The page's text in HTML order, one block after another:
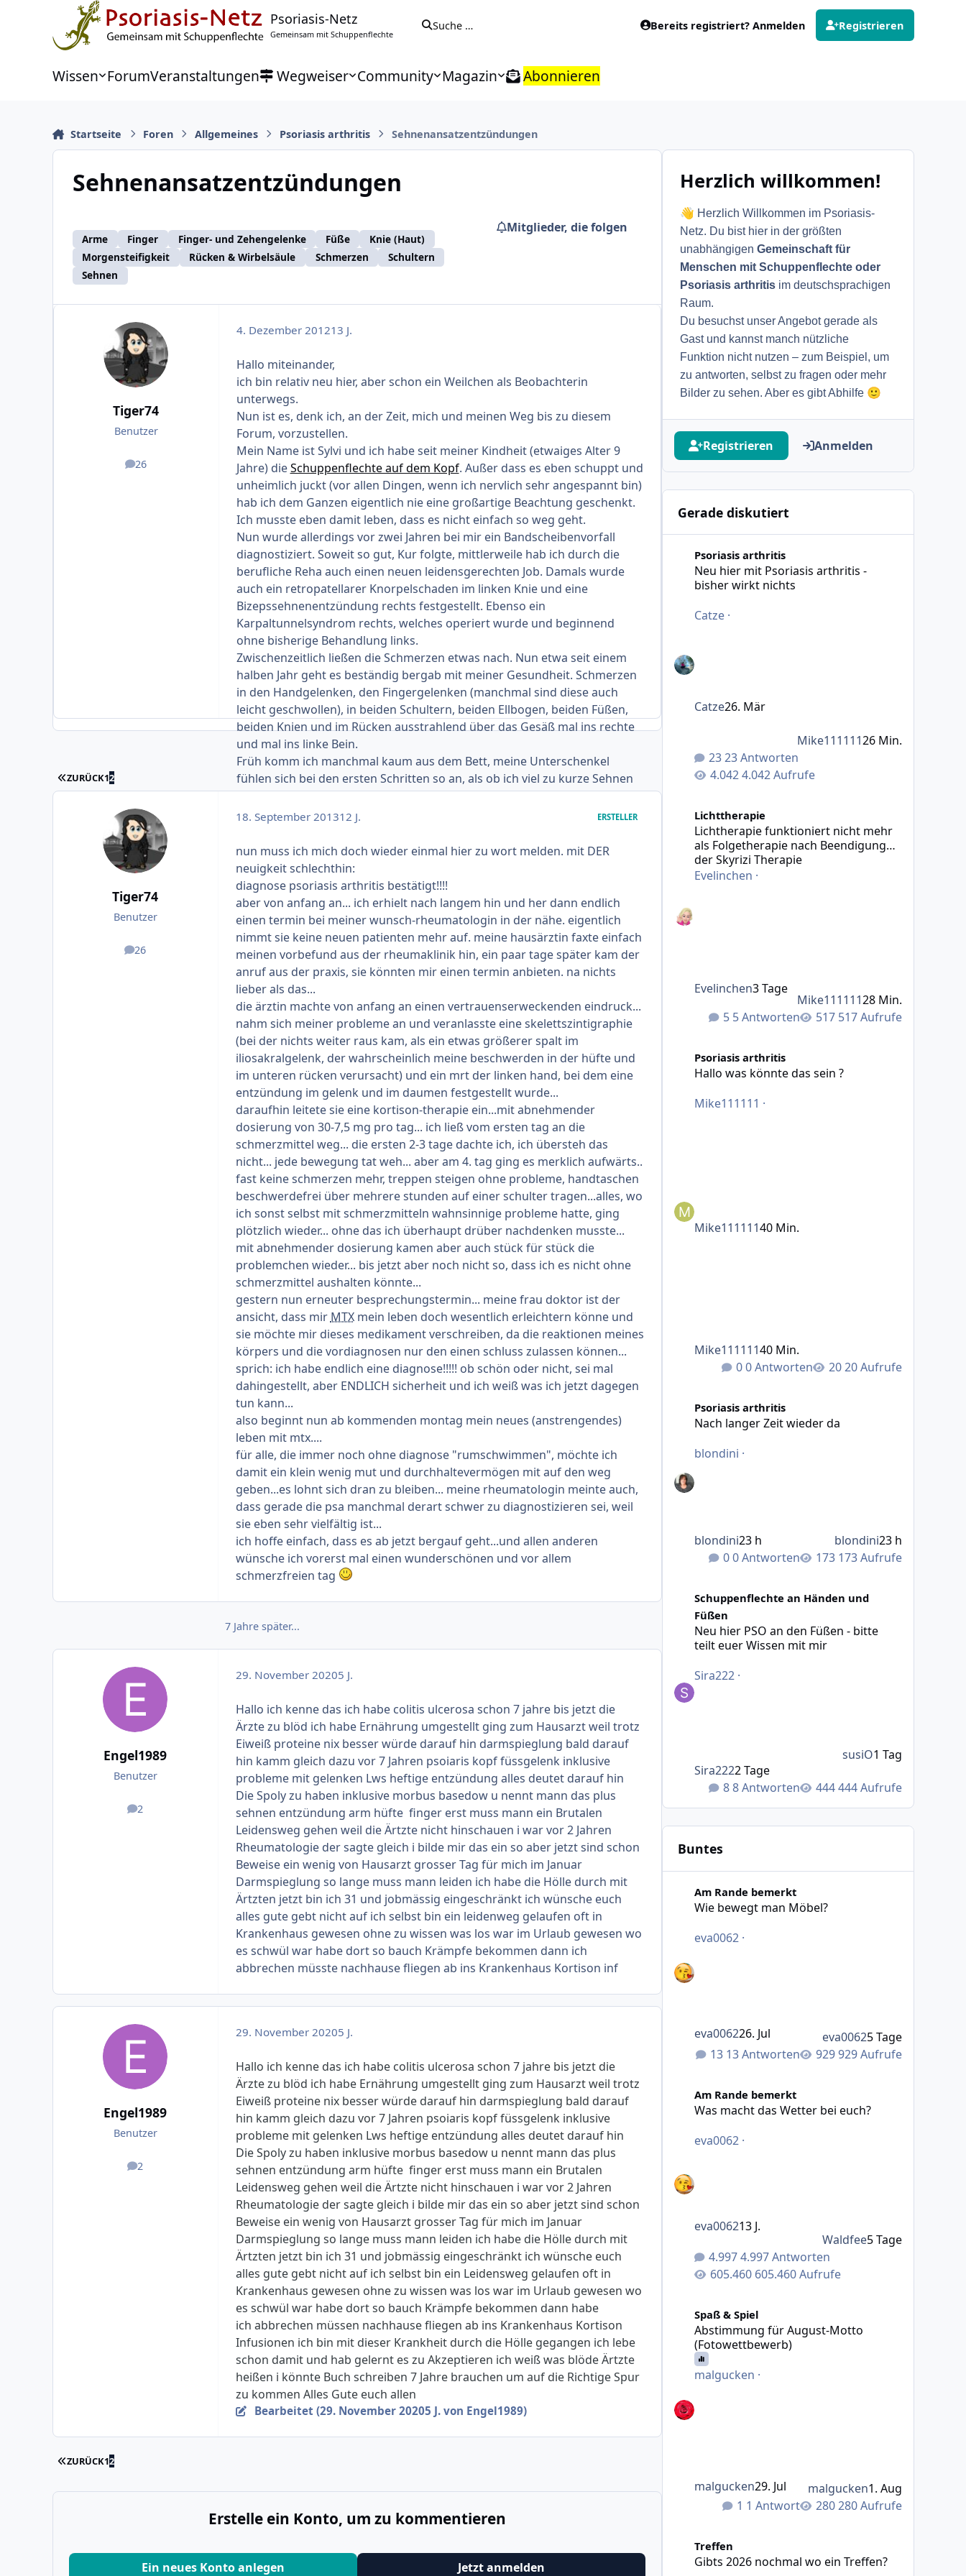
Zu Inhalt springen
Psoriasis-Netz
Gemeinsam mit Schuppenflechte
Suche … Bereits registriert? Anmelden Registrieren
Wissen ForumVeranstaltungen Wegweiser Community Magazin Abonnieren
Startseite Foren Allgemeines Psoriasis arthritis Sehnenansatzentzündungen
Sehnenansatzentzündungen
Arme Finger Finger- und Zehengelenke Füße
Knie (Haut)
Morgensteifigkeit
Rücken & Wirbelsäule Schmerzen
Schultern
Sehnen
Mitglieder, die folgen
Tiger74
Benutzer
26
Beiträge
4. Dezember 201213 J.
Hallo miteinander,
ich bin relativ neu hier, aber schon ein Weilchen als Beobachterin
unterwegs.
Nun ist es, denk ich, an der Zeit, mich und meinen Weg bis zu diesem
Forum, vorzustellen.
Mein Name ist Sylvi und ich habe seit meiner Kindheit (etwaiges Alter 9
Jahre) dieSchuppenflechte auf dem Kopf. Außer dass es eben schuppt und
unheimlich juckt (vor allen Dingen, wenn ich nervlich sehr angespannt bin)
hab ich dem Ganzen eigentlich nie eine großartige Beachtung geschenkt.
Ich musste eben damit leben, dass es nicht einfach so weg geht.
Nun wurde allerdings vor zwei Jahren bei mir ein Bandscheibenvorfall
diagnostiziert. Soweit so gut, Kur folgte, mittlerweile hab ich durch die
berufliche Reha auch einen neuen leidensgerechten Job. Damals wurde
auch ein retropatellarer Knorpelschaden im linken Knie und eine
Bizepssehnenentzündung rechts festgestellt. Ebenso ein
Karpaltunnelsyndrom rechts, welches operiert wurde und beginnend
ohne bisherige Behandlung links.
Zwischenzeitlich ließen die Schmerzen etwas nach. Nun etwa seit einem
halben Jahr geht es beständig bergab mit meiner Gesundheit. Schmerzen
in den Handgelenken, den Fingergelenken (manchmal sind diese auch
leicht geschwollen), in beiden Schultern, beiden Ellbogen, beiden Füßen,
beiden Knien und im Rücken ausstrahlend über das Gesäß mal ins rechte
und mal ins linke Bein.
Früh komm ich manchmal kaum aus dem Bett, meine Unterschenkel
fühlen sich bei den ersten Schritten so an, als ob ich viel zu kurze Sehnen
hätte. Ich laufe quasi schon wie meine eigene Oma ... und das mit 38
Jahren. Nach ca einer viertel bis halben Stunde Bewegung ist das dann
Die Schmerzen sind mal stärker mal schwächer...manchmal der linke Fuß,
manchmal der rechte... mal im Ringfinger links, dann wieder im
Zeigefinger rechts. Die Daumenballen schmerzen auch derart auf beiden
Seiten, dass ich schon Schwierigkeiten dabei habe, eine Wasserflasche
aufzuschrauben. Manchmal komm ich kaum meine paar Stufen zur
Wohnung rauf, weil die Schmerzen im Knie wieder so stark sind.
Meine Hausärztin meinte jetzt, dass das wohl alles aufPsoriasis Arthritis
hindeute. Überwies mich zum Röntgen (Knie beideitig, Füße beidseitig,
Hände beidseitig...alles ohne Befund), dann zur Rheumatologin. Sie stellte
widerrum Sehnenansatzentzündungen am Knie, den Schultern, den
Ellbogen...eigentlich an allen nennenswerten Gelenken fest. Sie verschrieb
mir ein Tens-Gerät (welches ich nach dreimaligem Gebrauch und immer
stärker werdenden Schmerzen wieder zurückschickte) und gab mir für
meine Orthopädin einen Zettel mit, auf dem stand, eine Psoriasis Arthritis
ließe sich derzeit nicht beweisen. Das Blutbild war angeblich auch ohne
Befund.
Nun bin ich natürlich extrem verunsichert, da meine Schmerzen von Tag
zu Tag eigentlich schlimmer werden, aber ich keine Diagnose habe, woran
das nun eigentlich liegen könnte. Ist es denn möglich, dass sich die PA
NUR durch Sehnenansatzentzündungen äußert?
Also sprich ohne Gelenkveränderungen, die man im Röntgenbild bei mir ja
nicht erkennen kann.
Der nächste Rheumatologen-Termin steht bei mir am 10.12. an. Bin mir
nicht ganz sicher, was ich dort jetzt noch sagen soll. Meine Beschwerden
sind ja dort bekannt. Tabletten gegen die Schmerzen nahm ich bisher bei
Bedarf Ibu 600. Da ich aber nicht wirklich von einer Wirkung sprechen
kann, soll ich sie eben weglassen (O-Ton Rheumatologin). Nun steh ich da,
ohne Diagnose, ohne Tabletten, ohne Hilfe und weiß einfach nicht mehr
weiter...
So, das wars erst mal fürs erste. Vielleicht hat ja der ein oder andere einen
Tipp für mich. Wer Fragen hat...auch die werde ich natürlich gern
beantworten.
Ich wünsche erst mal allseits eine gute und schmerzfrei Nacht....
Danke fürs Lesen
die Sylvi
ERSTE SEITE
ZURÜCK12
Tiger74
Benutzer
26
Beiträge
18. September 201312 J. ERSTELLER
nun muss ich mich doch wieder einmal hier zu wort melden. mit DER
neuigkeit schlechthin:
diagnose psoriasis arthritis bestätigt!!!!
aber von anfang an... ich erhielt nach langem hin und her dann endlich
einen termin bei meiner wunsch-rheumatologin in der nähe. eigentlich
nimmt sie keine neuen patienten mehr auf. meine hausärztin faxte einfach
meinen vorbefund aus der rheumaklinik hin, ein paar tage später kam der
anruf aus der praxis, sie könnten mir einen termin anbieten. na nichts
lieber als das...
die ärztin machte von anfang an einen vertrauenserweckenden eindruck...
nahm sich meiner probleme an und veranlasste eine skelettszintigraphie
(bei der nichts weiter raus kam, als ein etwas größerer spalt im
iliosakralgelenk, der wahrscheinlich meine beschwerden in der hüfte und
im unteren rücken verursacht) und ein mrt der linken hand, bei dem eine
entzündung im gelenk und im daumen festgestellt wurde...
daraufhin leitete sie eine kortison-therapie ein...mit abnehmender
dosierung von 30-7,5 mg pro tag... ich ließ vom ersten tag an die
schmerzmittel weg... die ersten 2-3 tage dachte ich, ich übersteh das
nicht... jede bewegung tat weh... aber am 4. tag ging es merklich aufwärts..
fast keine schmerzen mehr, treppen steigen ohne probleme, handtaschen
beschwerdefrei über mehrere stunden auf einer schulter tragen...alles, wo
ich sonst selbst mit schmerzmitteln wahnsinnige probleme hatte, ging
plötzlich wieder... ohne das ich überhaupt drüber nachdenken musste...
mit abnehmender dosierung kamen aber auch stück für stück die
problemchen wieder... bis jetzt aber noch nicht so, dass ich es nicht ohne
schmerzmittel aushalten könnte...
gestern nun erneuter besprechungstermin... meine frau doktor ist der
ansicht, dass mir MTXmein leben doch wesentlich erleichtern könne und
sie möchte mir dieses medikament verschreiben, da die reaktionen meines
körpers und die vordiagnosen nur den einen schluss zulassen können...
sprich: ich habe endlich eine diagnose!!!!! ob schön oder nicht, sei mal
dahingestellt, aber ENDLICH sicherheit und ich weiß was ich jetzt dagegen
tun kann...
also beginnt nun ab kommenden montag mein neues (anstrengendes)
leben mit mtx....
für alle, die immer noch ohne diagnose "rumschwimmen", möchte ich
damit ein klein wenig mut und durchhaltevermögen mit auf den weg
geben...es lohnt sich dran zu bleiben... meine rheumatologin meinte auch,
dass gerade die psa manchmal derart schwer zu diagnostizieren sei, weil
sie eben sehr vielfältig ist...
ich hoffe einfach, dass es ab jetzt bergauf geht...und allen anderen
wünsche ich vorerst mal einen wunderschönen und vor allem
schmerzfreien tag
7 Jahre später...
Engel1989
Benutzer
2
Beiträge
29. November 20205 J.
Hallo ich kenne das ich habe colitis ulcerosa schon 7 jahre bis jetzt die
Ärzte zu blöd ich habe Ernährung umgestellt ging zum Hausarzt weil trotz
Eiweiß proteine nix besser würde darauf hin darmspieglung bald darauf
hin kamm gleich dazu vor 7 Jahren psoiaris kopf füssgelenk inklusive
probleme mit gelenken Lws heftige entzündung alles deutet darauf hin
Die Spoly zu haben inklusive morbus basedow u nennt mann das plus
sehnen entzündung arm hüfte finger erst muss mann ein Brutalen
Leidensweg gehen weil die Ärtzte nicht hinschauen i war vor 2 Jahren
Rheumatologie der sagte gleich i bilde mir das ein so aber jetzt sind schon
Beweise ein wenig von Hausarzt grosser Tag für mich im Januar
Darmspieglung so lange muss mann leiden ich habe die Hölle durch mit
Ärtzten jetzt bin ich 31 und jobmässig eingeschränkt ich wünsche euch
alles gute gebt nicht auf ich selbst bin ein leidenweg gelaufen oft in
Krankenhaus gewesen ohne zu wissen was los war im Urlaub gewesen wo
es schwül war habe dort so bauch Krämpfe bekommen dann ich
abbrechen müsste nachhause fliegen ab ins Krankenhaus Kortison inf
Engel1989
Benutzer
2
Beiträge
29. November 20205 J.
Hallo ich kenne das ich habe colitis ulcerosa schon 7 jahre bis jetzt die
Ärzte zu blöd ich habe Ernährung umgestellt ging zum Hausarzt weil trotz
Eiweiß proteine nix besser würde darauf hin darmspieglung bald darauf
hin kamm gleich dazu vor 7 Jahren psoiaris kopf füssgelenk inklusive
probleme mit gelenken Lws heftige entzündung alles deutet darauf hin
Die Spoly zu haben inklusive morbus basedow u nennt mann das plus
sehnen entzündung arm hüfte finger erst muss mann ein Brutalen
Leidensweg gehen weil die Ärtzte nicht hinschauen i war vor 2 Jahren
Rheumatologie der sagte gleich i bilde mir das ein so aber jetzt sind schon
Beweise ein wenig von Hausarzt grosser Tag für mich im Januar
Darmspieglung so lange muss mann leiden ich habe die Hölle durch mit
Ärtzten jetzt bin ich 31 und jobmässig eingeschränkt ich wünsche euch
alles gute gebt nicht auf ich selbst bin ein Leidensweg gelaufen oft in
Krankenhaus gewesen ohne zu wissen was los war im Urlaub gewesen wo
es schwül war habe dort so bauch Krämpfe bekommen dann habe
ich abbrechen müssen nachhause fliegen ab ins Krankenhaus Kortison
Infusionen ich bin mit dieser Krankheit durch die Hölle gegangen ich lebe
schon damit und hab gelernt es zu Akzeptieren ich weiß was blöde Ärtzte
heißen i könnte Buch schreiben 7 Jahre brauchen um auf die Richtige Spur
zu kommen Alles Gute euch allen
Bearbeitet (29. November 20205 J. von Engel1989)
ERSTE SEITE
ZURÜCK12
Erstelle ein Konto, um zu kommentieren
Ein neues Konto anlegen Jetzt anmelden
Herzlich willkommen!
👋 Herzlich Willkommen im Psoriasis-
Netz. Du bist hier in der größten
unabhängigenGemeinschaft für
Menschen mit Schuppenflechte oder
Psoriasis arthritis im deutschsprachigen
Raum.
Du besuchst unser Angebot gerade als
Gast und kannst manch nützliche
Funktion nicht nutzen – zum Beispiel, um
zu antworten, selbst zu fragen oder mehr
Bilder zu sehen. Aber es gibt Abhilfe 🙂
Registrieren Anmelden
Gerade diskutiert
Psoriasis arthritis
Neu hier mit Psoriasis arthritis -
bisher wirkt nichts
Catze ·
23 Antworten
4.042 Aufrufe
Catze26. Mär
Mike11111126 Min.
Lichttherapie
Lichtherapie funktioniert nicht mehr
als Folgetherapie nach Beendigung
der Skyrizi Therapie
Evelinchen ·
5 Antworten 517 Aufrufe
Evelinchen3 Tage
Mike11111128 Min.
Psoriasis arthritis
Hallo was könnte das sein ?
Mike111111 ·
0 Antworten 20 Aufrufe
Mike11111140 Min.
Mike11111140 Min.
Psoriasis arthritis
Nach langer Zeit wieder da
blondini ·
0 Antworten 173 Aufrufe
blondini23 h blondini23 h
Schuppenflechte an Händen und
Füßen
Neu hier PSO an den Füßen - bitte
teilt euer Wissen mit mir
Sira222 ·
8 Antworten 444 Aufrufe
Sira2222 Tage
susiO1 Tag
Buntes
Am Rande bemerkt
Wie bewegt man Möbel?
eva0062 ·
13 Antworten 929 Aufrufe
eva006226. Jul eva00625 Tage
Am Rande bemerkt
Was macht das Wetter bei euch?
eva0062 ·
4.997 Antworten
605.460 Aufrufe
eva006213 J.
Waldfee5 Tage
Spaß & Spiel
Abstimmung für August-Motto
(Fotowettbewerb)
malgucken ·
1 Antwort 280 Aufrufe
malgucken29. Jul malgucken1. Aug
Treffen
Gibts 2026 nochmal wo ein Treffen?